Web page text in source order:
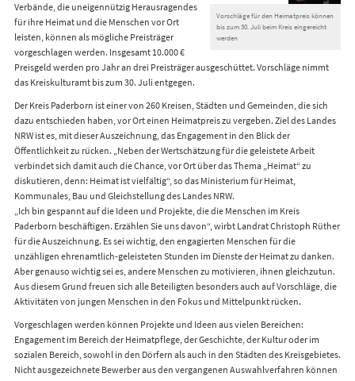
Vorschläge für den Heimatpreis können
bis zum 30. Juli beim Kreis eingereicht
werden
Verbände, die uneigennützig Herausragendes
für ihre Heimat und die Menschen vor Ort
leisten, können als mögliche Preisträger
vorgeschlagen werden. Insgesamt 10.000 €
Preisgeld werden pro Jahr an drei Preisträger ausgeschüttet. Vorschläge nimmt
das Kreiskulturamt bis zum 30. Juli entgegen.
Der Kreis Paderborn ist einer von 260 Kreisen, Städten und Gemeinden, die sich
dazu entschieden haben, vor Ort einen Heimatpreis zu vergeben. Ziel des Landes
NRW ist es, mit dieser Auszeichnung, das Engagement in den Blick der
Öffentlichkeit zu rücken. „Neben der Wertschätzung für die geleistete Arbeit
verbindet sich damit auch die Chance, vor Ort über das Thema „Heimat“ zu
diskutieren, denn: Heimat ist vielfältig“, so das Ministerium für Heimat,
Kommunales, Bau und Gleichstellung des Landes NRW.
„Ich bin gespannt auf die Ideen und Projekte, die die Menschen im Kreis
Paderborn beschäftigen. Erzählen Sie uns davon“, wirbt Landrat Christoph Rüther
für die Auszeichnung. Es sei wichtig, den engagierten Menschen für die
unzähligen ehrenamtlich-geleisteten Stunden im Dienste der Heimat zu danken.
Aber genauso wichtig sei es, andere Menschen zu motivieren, ihnen gleichzutun.
Aus diesem Grund freuen sich alle Beteiligten besonders auch auf Vorschläge, die
Aktivitäten von jungen Menschen in den Fokus und Mittelpunkt rücken.
Vorgeschlagen werden können Projekte und Ideen aus vielen Bereichen:
Engagement im Bereich der Heimatpflege, der Geschichte, der Kultur oder im
sozialen Bereich, sowohl in den Dörfern als auch in den Städten des Kreisgebietes.
Nicht ausgezeichnete Bewerber aus den vergangenen Auswahlverfahren können